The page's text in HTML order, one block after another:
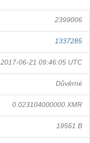
2399006
1337285
2017-06-21 09:46:05 UTC
Důvěrné
0.023104000000 XMR
19561 B